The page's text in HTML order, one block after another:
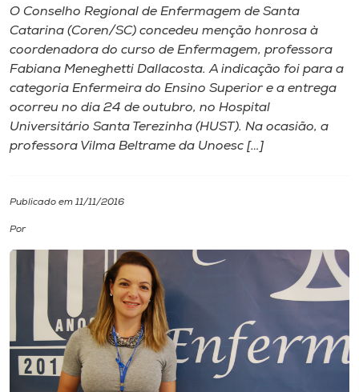
Internacionalização
I.nova
Diplomados
Biblioteca
Editora
Rádio
O Conselho Regional de Enfermagem de Santa
Catarina (Coren/SC) concedeu menção honrosa à
coordenadora do curso de Enfermagem, professora
Fabiana Meneghetti Dallacosta. A indicação foi para a
categoria Enfermeira do Ensino Superior e a entrega
ocorreu no dia 24 de outubro, no Hospital
Universitário Santa Terezinha (HUST). Na ocasião, a
professora Vilma Beltrame da Unoesc […]
Publicado em 11/11/2016
Por